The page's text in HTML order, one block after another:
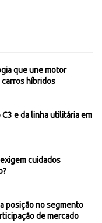
que une motor
híbridos
e da linha utilitária em
cuidados
posição no segmento
de mercado